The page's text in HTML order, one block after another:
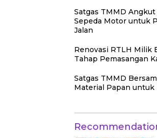
Satgas TMMD
Sepeda Motor untuk
Jalan
Renovasi RTLH Milik
Tahap Pemasangan
Satgas TMMD
Material Papan untuk